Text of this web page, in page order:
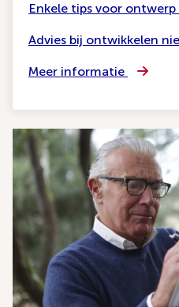
Enkele tips voor
Advies bij ontwikkelen
Meer informatie